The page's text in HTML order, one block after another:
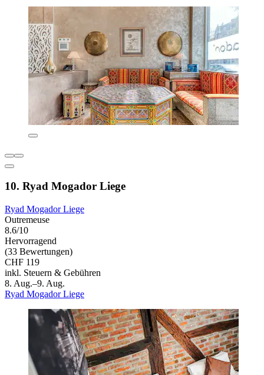
10. Ryad Mogador Liege
Ryad Mogador Liege
Outremeuse
8.6/10
Hervorragend
(33 Bewertungen)
CHF 119
inkl. Steuern & Gebühren
8. Aug.–9. Aug.
Ryad Mogador Liege